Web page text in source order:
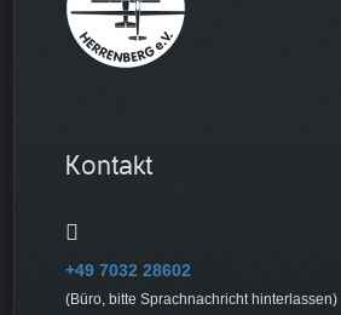
Kontakt
+49 7032 28602
(Büro, bitte Sprachnachricht hinterlassen)